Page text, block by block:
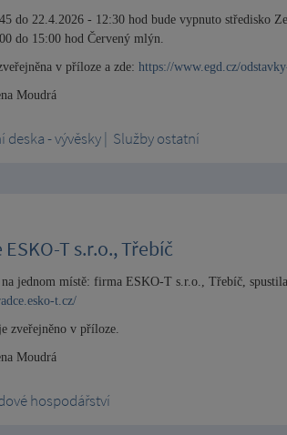
do 22.4.2026 - 12:30 hod bude vypnuto středisko
do 15:00 hod Červený mlýn.
v příloze a zde: https://www.egd.cz/
Moudrá
deska - vývěsky| Služby ostatní
T s.r.o., Třebíč
na jednom místě: firma ESKO-T s.r.o., Třebíč,
t.cz/
zveřejněno v příloze.
Moudrá
hospodářství